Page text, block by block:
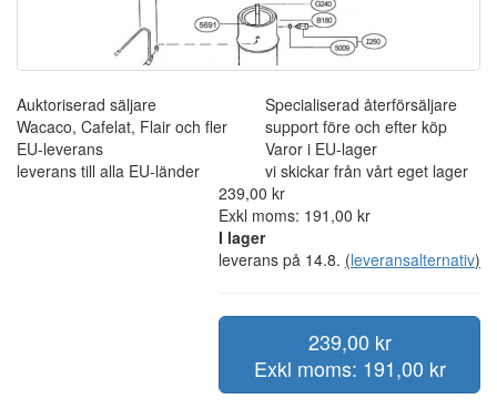
Auktoriserad säljare
Wacaco, Cafelat, Flair och fler
Specialiserad återförsäljare
support före och efter köp
EU-leverans
leverans till alla EU-länder
Varor i EU-lager
vi skickar från vårt eget lager
239,00 kr
Exkl moms: 191,00 kr
I lager
leverans på 14.8. (leveransalternativ)
239,00 kr
Exkl moms: 191,00 kr